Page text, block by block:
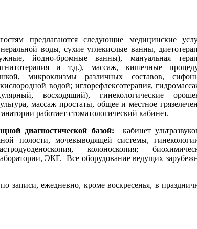
гостям предлагаются следующие медицинские
воды, сухие углекислые ванны,
йодно-бромные ванны), мануальная
и т.д.), массаж, кишечные
микроклизмы различных составов,
водой; иглорефлексотерапия,
восходящий), гинекологические
массаж простаты, общее и местное
работает стоматологический кабинет.
диагностической базой:
кабинет
полости, мочевыводящей системы,
колоноскопия;
ЭКГ.
Все оборудование ведущих
записи, ежедневно, кроме воскресенья, в